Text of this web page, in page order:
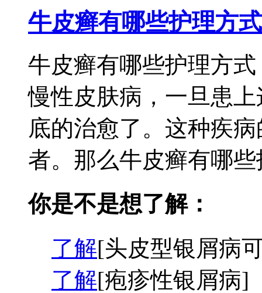
牛皮癣有哪些护理方式
牛皮癣有哪些护理方
慢性皮肤病，一旦患
底的治愈了。这种疾
者。那么牛皮癣有哪
你是不是想了解：
了解[头皮型银屑病
了解[疱疹性银屑病]